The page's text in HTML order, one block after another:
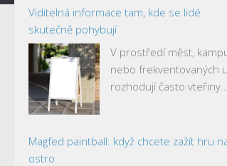
Viditelná informace tam, kde se lidé
skutečně pohybují
V prostředí měst,
nebo frekventovaných
rozhodují často vteřiny.…
Magfed paintball: když chcete zažít hru
ostro